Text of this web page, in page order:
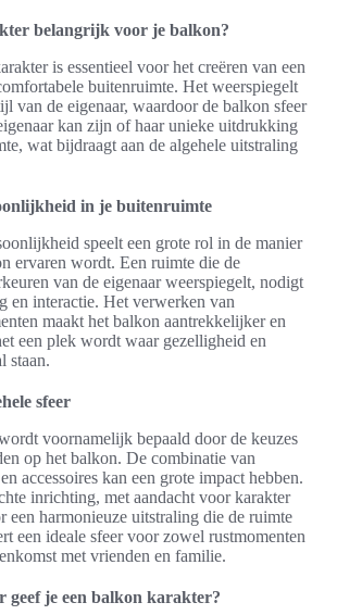
belangrijk voor je balkon?
is essentieel voor het creëren van een
buitenruimte. Het weerspiegelt
van de eigenaar, waardoor de balkon sfeer
kan zijn of haar unieke uitdrukking
wat bijdraagt aan de algehele uitstraling
in je buitenruimte
speelt een grote rol in de manier
ervaren wordt. Een ruimte die de
van de eigenaar weerspiegelt, nodigt
en interactie. Het verwerken van
maakt het balkon aantrekkelijker en
een plek wordt waar gezelligheid en
staan.
sfeer
voornamelijk bepaald door de keuzes
op het balkon. De combinatie van
accessoires kan een grote impact hebben.
inrichting, met aandacht voor karakter
een harmonieuze uitstraling die de ruimte
een ideale sfeer voor zowel rustmomenten
met vrienden en familie.
geef je een balkon karakter?